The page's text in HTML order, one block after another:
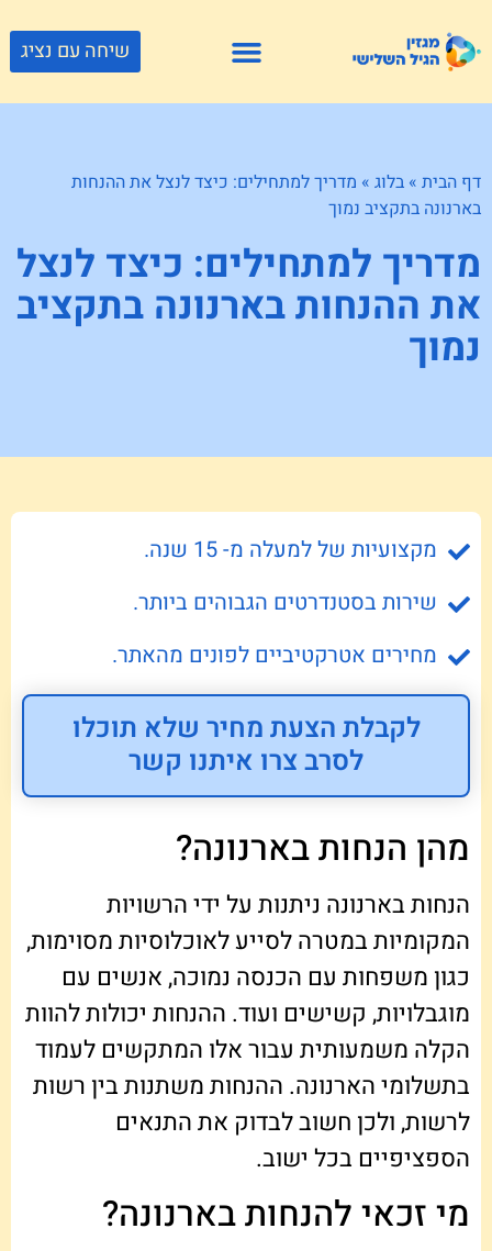
שיחה עם נציג
דף הבית » בלוג » מדריך למתחילים: כיצד לנצל את ההנחות
בארנונה בתקציב נמוך
מדריך למתחילים: כיצד לנצל
את ההנחות בארנונה בתקציב
נמוך
מקצועיות של למעלה מ- 15 שנה.
שירות בסטנדרטים הגבוהים ביותר.
מחירים אטרקטיביים לפונים מהאתר.
לקבלת הצעת מחיר שלא תוכלו
לסרב צרו איתנו קשר
מהן הנחות בארנונה?
הנחות בארנונה ניתנות על ידי הרשויות
המקומיות במטרה לסייע לאוכלוסיות מסוימות,
כגון משפחות עם הכנסה נמוכה, אנשים עם
מוגבלויות, קשישים ועוד. ההנחות יכולות להוות
הקלה משמעותית עבור אלו המתקשים לעמוד
בתשלומי הארנונה. ההנחות משתנות בין רשות
לרשות, ולכן חשוב לבדוק את התנאים
הספציפיים בכל ישוב.
מי זכאי להנחות בארנונה?